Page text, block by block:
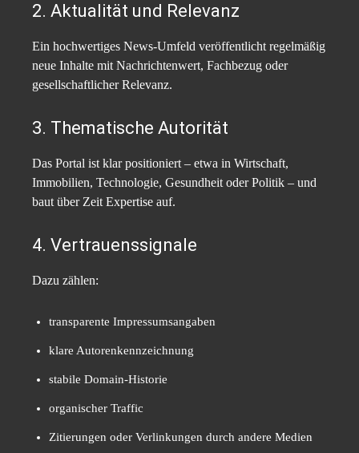
2. Aktualität und Relevanz
Ein hochwertiges News-Umfeld veröffentlicht regelmäßig
neue Inhalte mit Nachrichtenwert, Fachbezug oder
gesellschaftlicher Relevanz.
3. Thematische Autorität
Das Portal ist klar positioniert – etwa in Wirtschaft,
Immobilien, Technologie, Gesundheit oder Politik – und
baut über Zeit Expertise auf.
4. Vertrauenssignale
Dazu zählen:
transparente Impressumsangaben
klare Autorenkennzeichnung
stabile Domain-Historie
organischer Traffic
Zitierungen oder Verlinkungen durch andere Medien